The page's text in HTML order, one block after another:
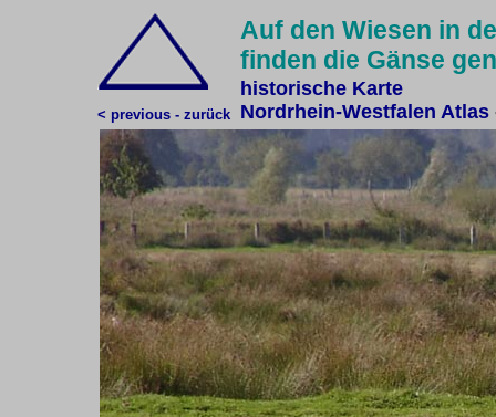
Auf den Wiesen in
finden die Gänse
historische Karte
Nordrhein-Westfalen Atlas
< previous - zurück